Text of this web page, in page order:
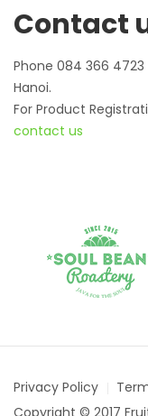
Contact
Phone 084 366
Hanoi.
For Product
contact us
Privacy Policy
Copyright © 2017